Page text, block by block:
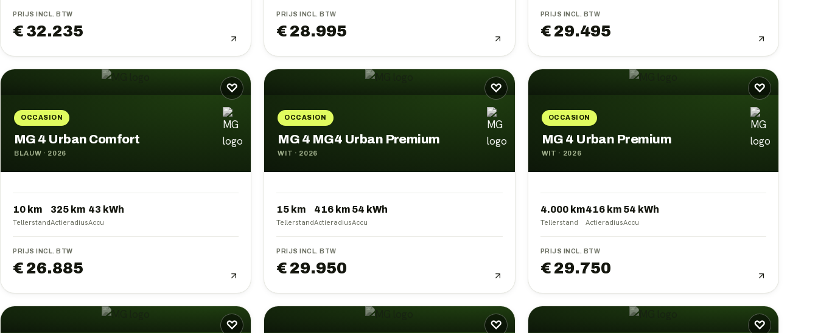
PRIJS INCL. BTW
€ 32.235
PRIJS INCL. BTW
€ 28.995
PRIJS INCL. BTW
€ 29.495
♡
OCCASION
MG 4 Urban Comfort
BLAUW · 2026
10 km
Tellerstand
325 km
Actieradius
43 kWh
Accu
PRIJS INCL. BTW
€ 26.885
♡
OCCASION
MG 4 MG4 Urban Premium
WIT · 2026
15 km
Tellerstand
416 km
Actieradius
54 kWh
Accu
PRIJS INCL. BTW
€ 29.950
♡
OCCASION
MG 4 Urban Premium
WIT · 2026
4.000 km
Tellerstand
416km
Actieradius
54 kWh
Accu
PRIJS INCL. BTW
€ 29.750
♡ ♡ ♡